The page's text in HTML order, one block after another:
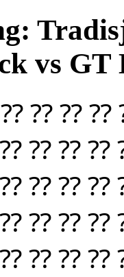
vs GT
⁇ ⁇ ⁇
⁇ ⁇ ⁇
⁇ ⁇ ⁇
⁇ ⁇ ⁇
⁇ ⁇ ⁇